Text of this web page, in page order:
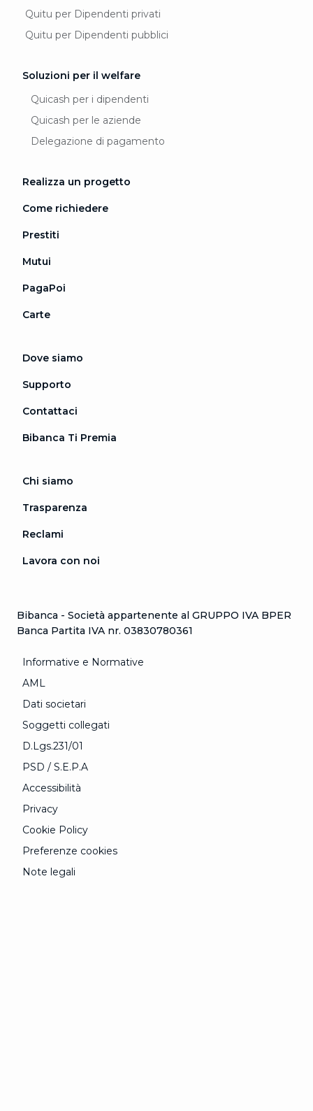
Quitu per Dipendenti privati
Quitu per Dipendenti pubblici
Soluzioni per il welfare
Quicash per i dipendenti
Quicash per le aziende
Delegazione di pagamento
Realizza un progetto
Come richiedere
Prestiti
Mutui
PagaPoi
Carte
Dove siamo
Supporto
Contattaci
Bibanca Ti Premia
Chi siamo
Trasparenza
Reclami
Lavora con noi
Bibanca - Società appartenente al GRUPPO IVA BPER
Banca Partita IVA nr. 03830780361
Informative e Normative
AML
Dati societari
Soggetti collegati
D.Lgs.231/01
PSD / S.E.P.A
Accessibilità
Privacy
Cookie Policy
Preferenze cookies
Note legali